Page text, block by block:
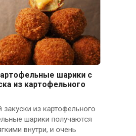
шарики с
из картофельного
закуски из картофельного
шарики получаются
внутри, и очень